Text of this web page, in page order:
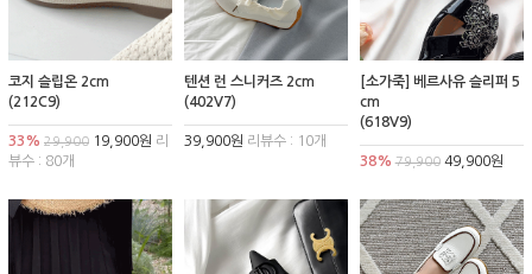
코지 슬립온 2cm
(212C9)
33% 29,900 19,900원 리
뷰수 : 80개
텐션 런 스니커즈 2cm
(402V7)
39,900원 리뷰수 : 10개
[소가죽] 베르사유 슬리퍼 5
cm
(618V9)
38% 79,90049,900원